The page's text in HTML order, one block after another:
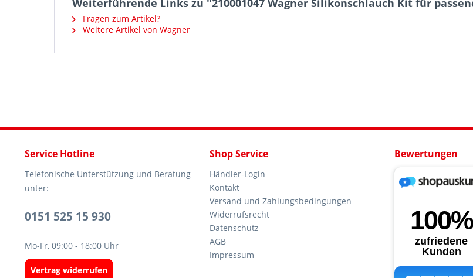
Weiterführende Links zu "210001047 Wagner Silikonschlauch Kit für
Fragen zum Artikel?
Weitere Artikel von Wagner
Service Hotline
Telefonische Unterstützung und Beratung
unter:
0151 525 15 930
Mo-Fr, 09:00 - 18:00 Uhr
Vertrag widerrufen
Shop Service
Händler-Login
Kontakt
Versand und Zahlungsbedingungen
Widerrufsrecht
Datenschutz
AGB
Impressum
Bewertungen